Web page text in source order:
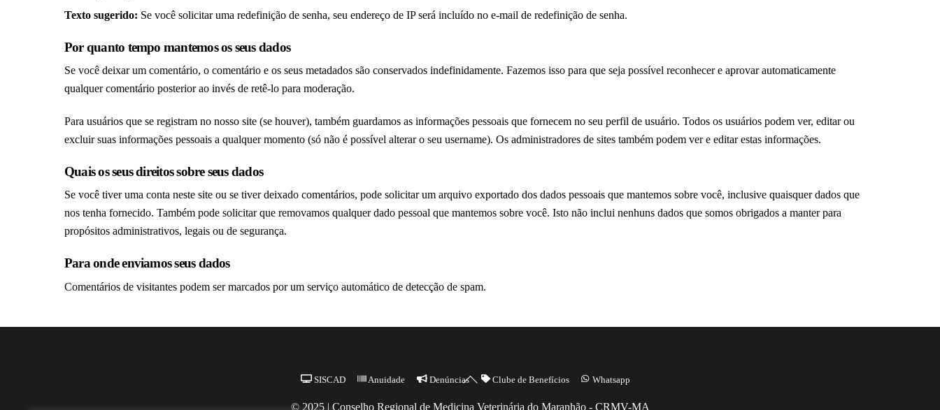
Texto sugerido: Se você solicitar uma redefinição de senha, seu endereço de IP será incluído no e-mail de redefinição de senha.
Por quanto tempo mantemos os seus dados
Se você deixar um comentário, o comentário e os seus metadados são conservados indefinidamente. Fazemos isso para que seja possível reconhecer e aprovar automaticamente
qualquer comentário posterior ao invés de retê-lo para moderação.
Para usuários que se registram no nosso site (se houver), também guardamos as informações pessoais que fornecem no seu perfil de usuário. Todos os usuários podem ver, editar ou
excluir suas informações pessoais a qualquer momento (só não é possível alterar o seu username). Os administradores de sites também podem ver e editar estas informações.
Quais os seus direitos sobre seus dados
Se você tiver uma conta neste site ou se tiver deixado comentários, pode solicitar um arquivo exportado dos dados pessoais que mantemos sobre você, inclusive quaisquer dados que
nos tenha fornecido. Também pode solicitar que removamos qualquer dado pessoal que mantemos sobre você. Isto não inclui nenhuns dados que somos obrigados a manter para
propósitos administrativos, legais ou de segurança.
Para onde enviamos seus dados
Comentários de visitantes podem ser marcados por um serviço automático de detecção de spam.
Back
SISCAD Anuidade Denúncias Clube de Benefícios Whatsapp
© 2025 | Conselho Regional de Medicina Veterinária do Maranhão - CRMV-MA